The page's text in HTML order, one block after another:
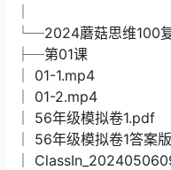
└─2024蘑菇思维100
├─第01课
│ 01-1.mp4
│ 01-2.mp4
│ 56年级模拟卷1.pdf
│ 56年级模拟卷1答案
│